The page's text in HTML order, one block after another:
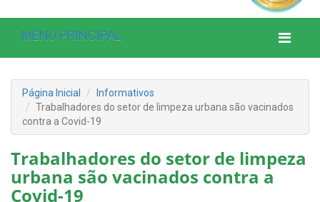
MENU PRINCIPAL
Página Inicial
Informativos
Trabalhadores do setor de limpeza urbana são vacinados
contra a Covid-19
Trabalhadores do setor de limpeza
urbana são vacinados contra a
Covid-19